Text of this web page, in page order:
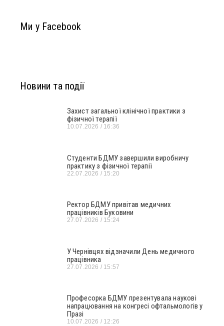
Ми у Facebook
Новини та події
Захист загальної клінічної практики з
фізичної терапії
10.07.2026 16:36
Студенти БДМУ завершили виробничу
практику з фізичної терапії
22.07.2026 15:20
Ректор БДМУ привітав медичних
працівників Буковини
27.07.2026 15:24
У Чернівцях відзначили День медичного
працівника
27.07.2026 15:57
Професорка БДМУ презентувала наукові
напрацювання на конгресі офтальмологів у
Празі
10.07.2026 12:26